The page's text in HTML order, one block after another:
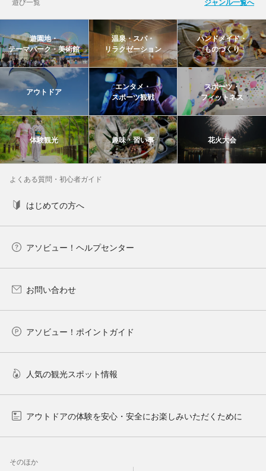
遊園地・
テーマパーク・美術館
温泉・スパ・
リラクゼーション
ハンドメイド・
ものづくり
アウトドア
エンタメ・
スポーツ観戦
スポーツ・
フィットネス
体験観光 趣味・習い事 花火大会
よくある質問・初心者ガイド
はじめての方へ
アソビュー！ヘルプセンター
お問い合わせ
アソビュー！ポイントガイド
人気の観光スポット情報
アウトドアの体験を安心・安全にお楽しみいただくために
そのほか